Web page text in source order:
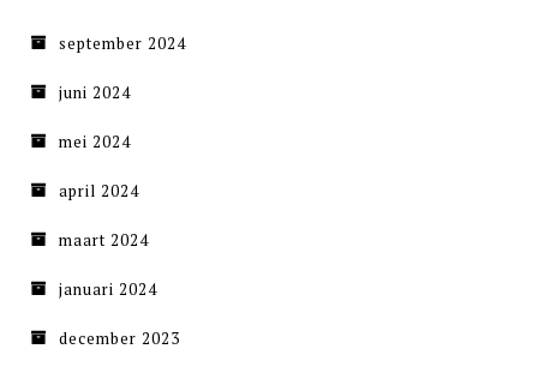
september 2024
juni 2024
mei 2024
april 2024
maart 2024
januari 2024
december 2023